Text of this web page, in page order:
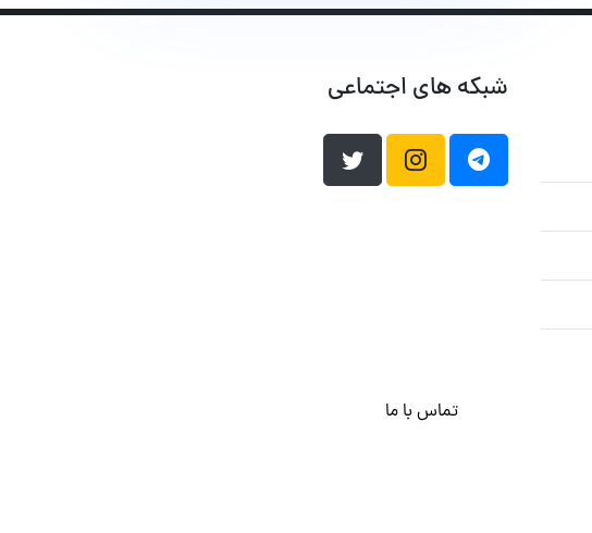
شبکه های اجتماعی
تماس با ما